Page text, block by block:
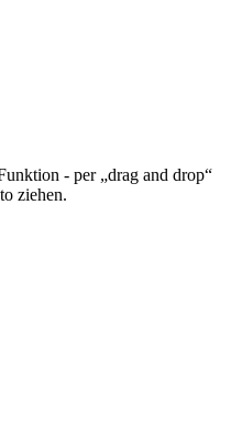
- per „drag and drop“
ziehen.